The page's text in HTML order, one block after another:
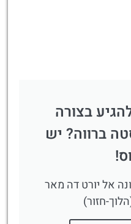
בצורה
ברווה? יש
אל יורט דה מאר
חזור)